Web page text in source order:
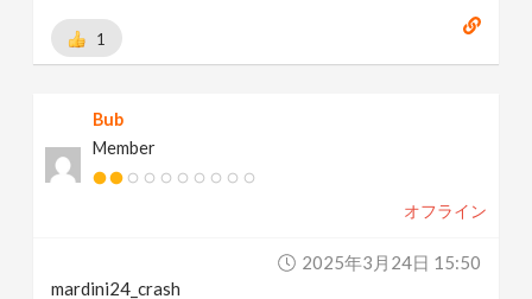
1
Bub
Member
オフライン
2025年3月24日 15:50
mardini24_crash